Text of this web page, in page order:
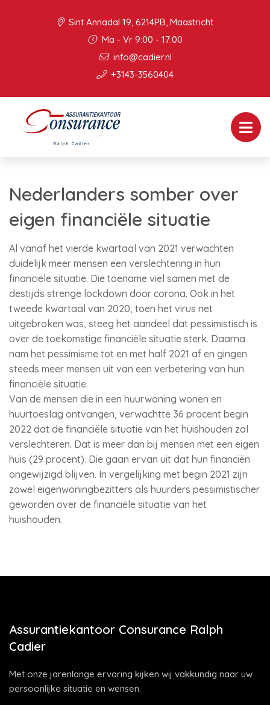
Sint Annadal 19, 6214PB, Maastricht
Ma - Vr 9:00 - 17:00
info@cadier.nl
+3143-3560404
Nederlanders somber over
eigen financiële situatie
Al vanaf het vierde kwartaal van 2021 verwachten
duidelijk meer mensen een verslechtering in hun
financiële situatie. Die toename viel samen met de
destijds strenge lockdown door corona. Ook in het
tweede kwartaal van 2020, toen het virus net
uitgebroken was, steeg het aandeel dat pessimistisch is
over de toekomstige financiële situatie sterk. Daarna
nam het pessimisme tot en met half 2021 af en gingen
steeds meer mensen uit van een verbetering van hun
financiële situatie.
Van de mensen die in een huurwoning wonen en
huurtoeslag ontvangen, verwachtte 36 procent begin
2022 dat de financiële situatie van het huishouden zal
verslechteren. Dat is meer dan bij mensen met een eigen
huis (29 procent). Die gaan ervan uit dat hun financiën
ongewijzigd blijven. In vergelijking met begin 2021 zijn
zowel eigenwoningbezitters als huurders pessimistischer
geworden over de financiële situatie van het
huishouden.
Assurantiekantoor Consurance Ralph
Cadier
Met onze jarenlange ervaring kijken wij vakkundig naar uw
persoonlijke situatie en wensen.